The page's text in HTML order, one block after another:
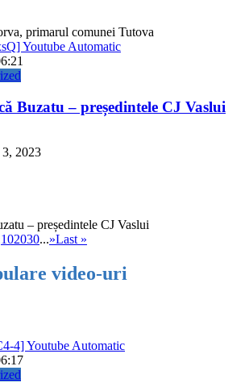
primarul comunei Tutova
Buzatu – președintele CJ Vaslui
2023
– președintele CJ Vaslui
102030...»Last »
video-uri